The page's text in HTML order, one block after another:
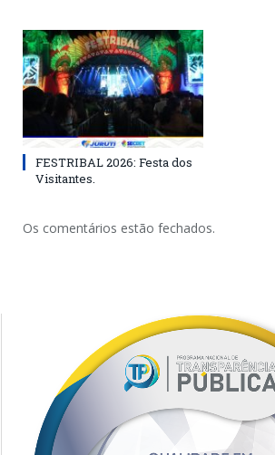
FESTRIBAL 2026: Festa dos
Visitantes.
Os comentários estão fechados.